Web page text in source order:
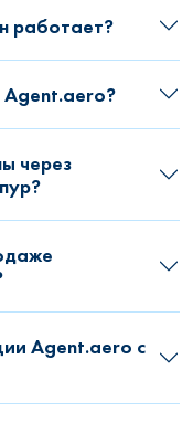
работает?
Agent.aero?
через
Agent.aero с